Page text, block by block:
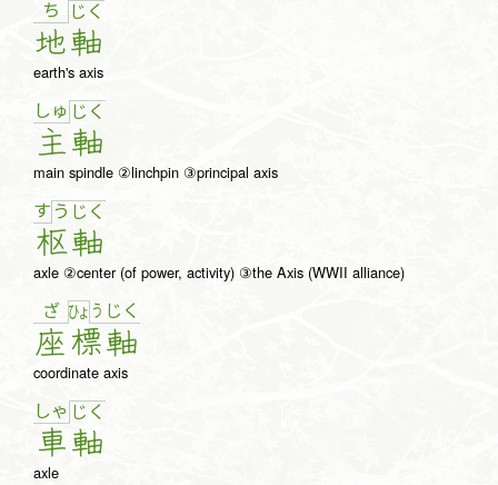
ち
地
じ く
軸
earth's axis
しゅ
主
じ く
軸
main spindle ②linchpin ③principal axis
す う
枢
じ く
軸
axle ②center (of power, activity) ③the Axis (WWII alliance)
ざ
座
ひょ う
標
じ く
軸
coordinate axis
しゃ
車
じ く
軸
axle